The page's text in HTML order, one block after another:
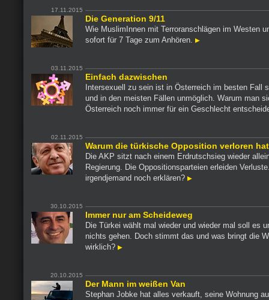
17.11.2015
Die Generation 9/11
Wie MuslimInnen mit Terroranschlägen im Westen
sofort für 7 Tage zum Anhören.
03.11.2015
Einfach dazwischen
Intersexuell zu sein ist in Österreich im besten Fall
und in den meisten Fällen unmöglich. Warum man
Österreich noch immer für ein Geschlecht
02.11.2015
Warum die türkische Opposition verloren hat
Die AKP sitzt nach einem Erdrutschsieg wieder
Regierung. Die Oppositionsparteien erleiden
irgendjemand noch erklären?
30.10.2015
Immer nur am Scheideweg
Die Türkei wählt mal wieder und wieder mal soll es
nichts gehen. Doch stimmt das und was bringt die
wirklich?
20.10.2015
Der Mann im weißen Van
Stephan Jobke hat alles verkauft, seine Wohnung